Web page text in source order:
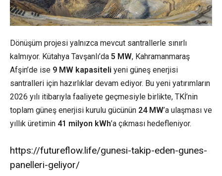
Dönüşüm projesi yalnızca mevcut santrallerle sınırlı
kalmıyor. Kütahya Tavşanlı’da 5 MW, Kahramanmaraş
Afşin’de ise 9 MW kapasiteli yeni güneş enerjisi
santralleri için hazırlıklar devam ediyor. Bu yeni yatırımların
2026 yılı itibarıyla faaliyete geçmesiyle birlikte, TKİ’nin
toplam güneş enerjisi kurulu gücünün 24 MW’a ulaşması ve
yıllık üretimin 41 milyon kWh’a çıkması hedefleniyor.
https://futureflow.life/gunesi-takip-eden-gunes-
panelleri-geliyor/